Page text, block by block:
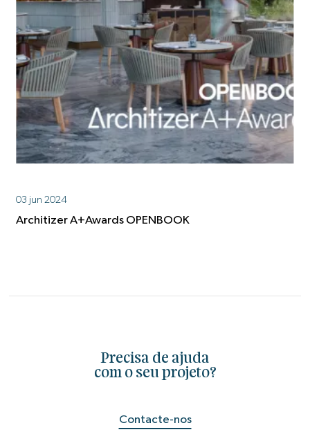
03 jun 2024
Architizer A+Awards OPENBOOK
Precisa de ajuda
com o seu projeto?
Contacte-nos